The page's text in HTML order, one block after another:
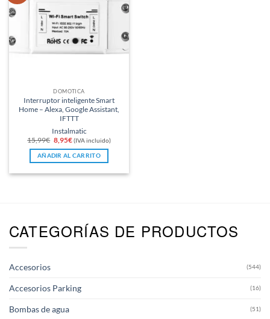
DOMÓTICA
Interruptor inteligente Smart
Home – Alexa, Google Assistant,
IFTTT
Instalmatic
15,99€ El
precio
original
era:
15,99€.
8,95€El
precio
actual
es:
8,95€.
(IVA incluido)
AÑADIR AL CARRITO
CATEGORÍAS DE PRODUCTOS
Accesorios (544)
Accesorios Parking (16)
Bombas de agua (51)